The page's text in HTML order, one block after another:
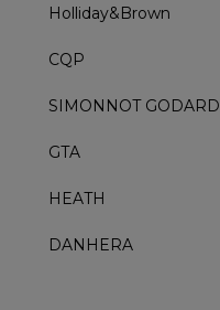
Holliday&Brown
CQP
SIMONNOT GODARD
GTA
HEATH
DANHERA